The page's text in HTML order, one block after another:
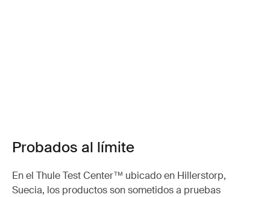
Probados al límite
En el Thule Test Center™ ubicado en Hillerstorp,
Suecia, los productos son sometidos a pruebas